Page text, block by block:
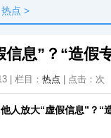
热点 >
信息”？“造假
| 栏目： 热点 | 点击： 次
人放大“虚假信息”？“